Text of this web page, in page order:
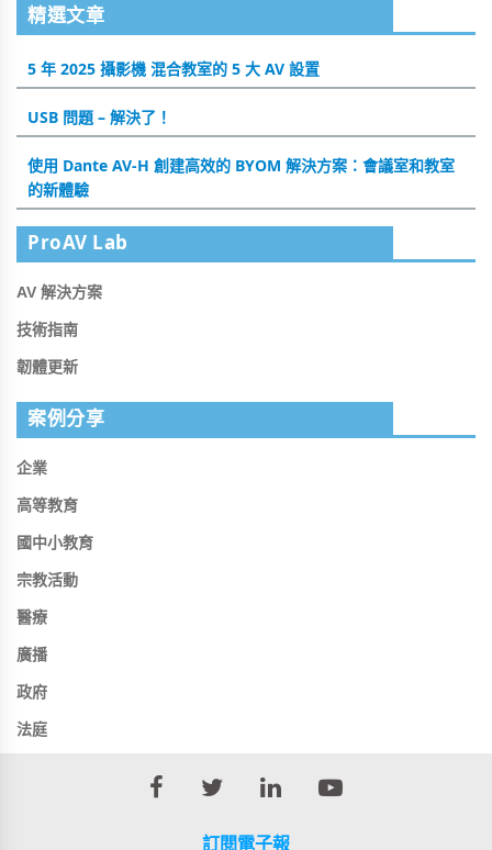
精選文章
5 年 2025 攝影機 混合教室的 5 大 AV 設置
USB 問題 – 解決了！
使用 Dante AV-H 創建高效的 BYOM 解決方案：會議室和教室
的新體驗
ProAV Lab
AV 解決方案
技術指南
韌體更新
案例分享
企業
高等教育
國中小教育
宗教活動
醫療
廣播
政府
法庭
訂閱電子報